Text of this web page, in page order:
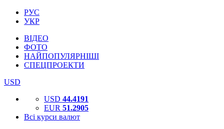
РУС
УКР
ВІДЕО
ФОТО
НАЙПОПУЛЯРНІШІ
СПЕЦПРОЕКТИ
USD
USD 44.4191
EUR 51.2905
Всі курси валют